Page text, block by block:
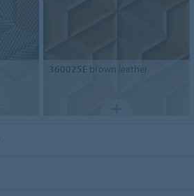
360025E brown leather